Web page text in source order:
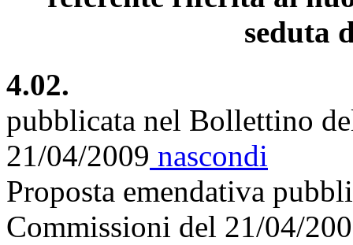
seduta
4.02.
pubblicata nel Bollettino
21/04/2009 nascondi
Proposta emendativa
Commissioni del 21/04/